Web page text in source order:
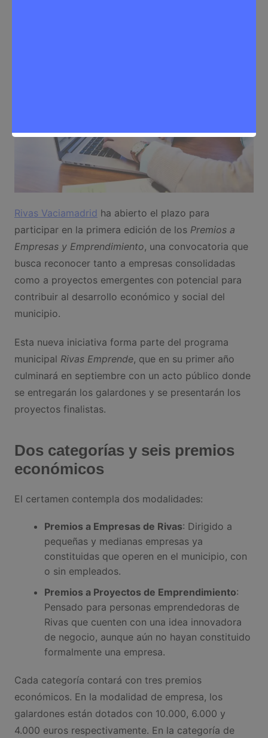
Rivas Vaciamadrid ha abierto el plazo para
participar en la primera edición de los Premios a
Empresas y Emprendimiento, una convocatoria que
busca reconocer tanto a empresas consolidadas
como a proyectos emergentes con potencial para
contribuir al desarrollo económico y social del
municipio.
Esta nueva iniciativa forma parte del programa
municipal Rivas Emprende, que en su primer año
culminará en septiembre con un acto público donde
se entregarán los galardones y se presentarán los
proyectos finalistas.
Dos categorías y seis premios
económicos
El certamen contempla dos modalidades:
Premios a Empresas de Rivas: Dirigido a
pequeñas y medianas empresas ya
constituidas que operen en el municipio, con
o sin empleados.
Premios a Proyectos de Emprendimiento:
Pensado para personas emprendedoras de
Rivas que cuenten con una idea innovadora
de negocio, aunque aún no hayan constituido
formalmente una empresa.
Cada categoría contará con tres premios
económicos. En la modalidad de empresa, los
galardones están dotados con 10.000, 6.000 y
4.000 euros respectivamente. En la categoría de